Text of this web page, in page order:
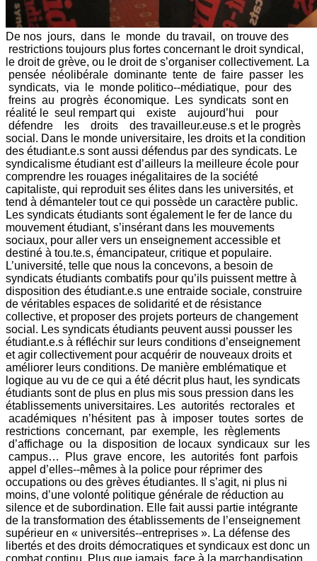
De nos jours, dans le monde du travail, on trouve des
restrictions toujours plus fortes concernant le droit syndical,
le droit de grève, ou le droit de s’organiser collectivement. La
pensée néolibérale dominante tente de faire passer les
syndicats, via le monde politico-­‐médiatique, pour des
freins au progrès économique. Les syndicats sont en
réalité le seul rempart qui existe aujourd’hui pour
défendre les droits des travailleur.euse.s et le progrès
social. Dans le monde universitaire, les droits et la condition
des étudiant.e.s sont aussi défendus par des syndicats. Le
syndicalisme étudiant est d’ailleurs la meilleure école pour
comprendre les rouages inégalitaires de la société
capitaliste, qui reproduit ses élites dans les universités, et
tend à démanteler tout ce qui possède un caractère public.
Les syndicats étudiants sont également le fer de lance du
mouvement étudiant, s’insérant dans les mouvements
sociaux, pour aller vers un enseignement accessible et
destiné à tou.te.s, émancipateur, critique et populaire.
L’université, telle que nous la concevons, a besoin de
syndicats étudiants combatifs pour qu’ils puissent mettre à
disposition des étudiant.e.s une entraide sociale, construire
de véritables espaces de solidarité et de résistance
collective, et proposer des projets porteurs de changement
social. Les syndicats étudiants peuvent aussi pousser les
étudiant.e.s à réfléchir sur leurs conditions d’enseignement
et agir collectivement pour acquérir de nouveaux droits et
améliorer leurs conditions. De manière emblématique et
logique au vu de ce qui a été décrit plus haut, les syndicats
étudiants sont de plus en plus mis sous pression dans les
établissements universitaires. Les autorités rectorales et
académiques n’hésitent pas à imposer toutes sortes de
restrictions concernant, par exemple, les règlements
d’affichage ou la disposition de locaux syndicaux sur les
campus… Plus grave encore, les autorités font parfois
appel d’elles-­‐mêmes à la police pour réprimer des
occupations ou des grèves étudiantes. Il s’agit, ni plus ni
moins, d’une volonté politique générale de réduction au
silence et de subordination. Elle fait aussi partie intégrante
de la transformation des établissements de l’enseignement
supérieur en « universités-­‐entreprises ». La défense des
libertés et des droits démocratiques et syndicaux est donc un
combat continu. Plus que jamais, face à la marchandisation